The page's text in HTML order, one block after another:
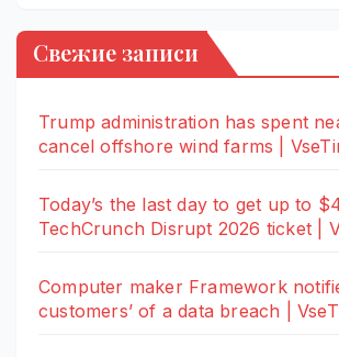
Свежие записи
Trump administration has spent
cancel offshore wind farms |
Today’s the last day to get up to
TechCrunch Disrupt 2026 ticket |
Computer maker Framework
customers’ of a data breach |